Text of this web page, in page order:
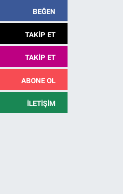
BEĞEN
TAKIP ET
TAKIP ET
ABONE OL
İLETIŞIM